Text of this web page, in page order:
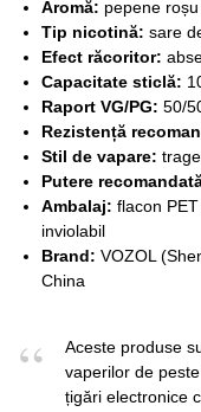
Aromă: pepene
Tip nicotină: sare
Efect răcoritor:
Capacitate sticlă:
Raport VG/PG: 50/
Rezistență
Stil de vapare:
Putere
Ambalaj: flacon
inviolabil
Brand: VOZOL
China
Aceste produse
vaperilor de
țigări electronice